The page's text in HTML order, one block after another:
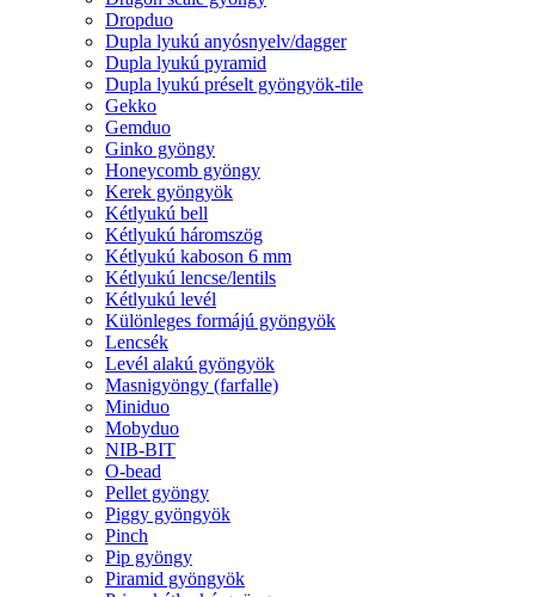
Dropduo
Dupla lyukú anyósnyelv/dagger
Dupla lyukú pyramid
Dupla lyukú préselt gyöngyök-tile
Gekko
Gemduo
Ginko gyöngy
Honeycomb gyöngy
Kerek gyöngyök
Kétlyukú bell
Kétlyukú háromszög
Kétlyukú kaboson 6 mm
Kétlyukú lencse/lentils
Kétlyukú levél
Különleges formájú gyöngyök
Lencsék
Levél alakú gyöngyök
Masnigyöngy (farfalle)
Miniduo
Mobyduo
NIB-BIT
O-bead
Pellet gyöngy
Piggy gyöngyök
Pinch
Pip gyöngy
Piramid gyöngyök